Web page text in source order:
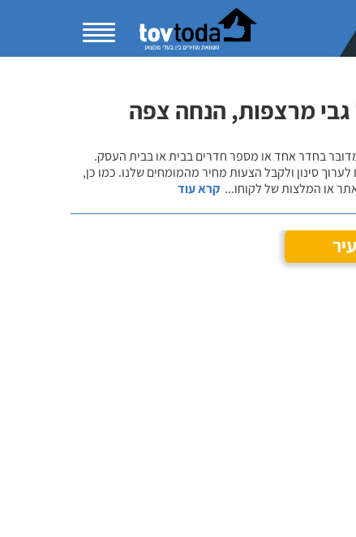
מרצפות, הנחה צפה
בחדר אחד או מספר חדרים בבית או בבית העסק.
סינון ולקבל הצעות מחיר מהמומחים שלנו. כמו כן,
או המלצות של לקוחו... קרא עוד